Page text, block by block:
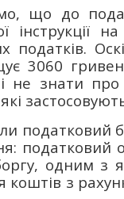
що до
інструкції
податків.
3060
не знати про
податковий
податковий
одним з
коштів з